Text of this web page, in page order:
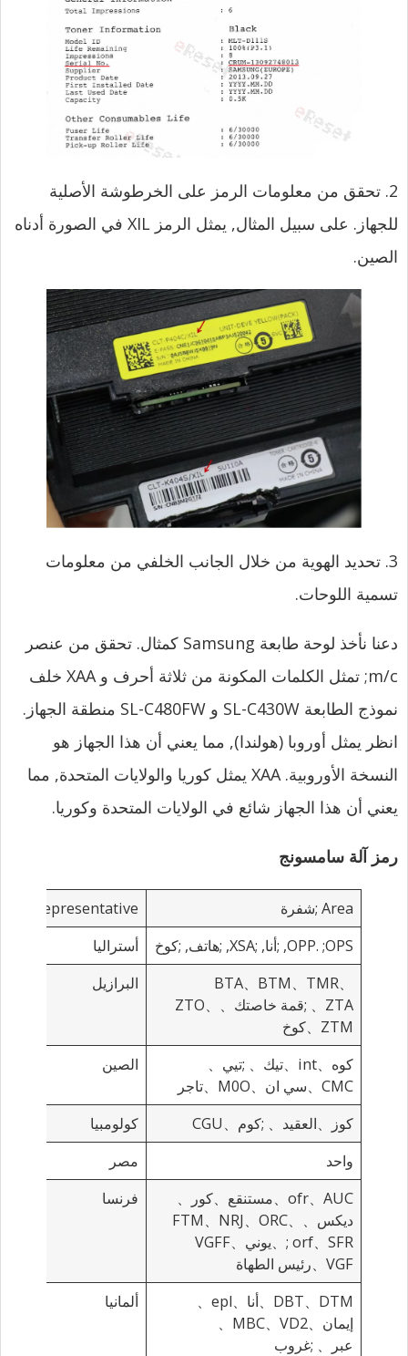
2. تحقق من معلومات الرمز على الخرطوشة الأصلية
للجهاز. على سبيل المثال, يمثل الرمز XIL في الصورة أدناه
الصين.
3. تحديد الهوية من خلال الجانب الخلفي من معلومات
تسمية اللوحات.
دعنا نأخذ لوحة طابعة Samsung كمثال. تحقق من عنصر
m/c; تمثل الكلمات المكونة من ثلاثة أحرف و XAA خلف
نموذج الطابعة SL-C430W و SL-C480FW منطقة الجهاز.
انظر يمثل أوروبا (هولندا), مما يعني أن هذا الجهاز هو
النسخة الأوروبية. XAA يمثل كوريا والولايات المتحدة, مما
يعني أن هذا الجهاز شائع في الولايات المتحدة وكوريا.
رمز آلة سامسونج
Area ;شفرة Representative
OPP. ;OPS, ;أنا, ;XSA, ;هاتف, ;كوخ
أستراليا
BTA、BTM、TMR、
ZTA、
;قمة خاصتك、ZTO、
ZTM、كوخ
البرازيل
كوه、int、تيك、
;تيي、
CMC、سي ان、M0O、تاجر
الصين
كوز、العقيد、 ;كوم、CGU
كولومبيا
واحد
مصر
ofr、AUC、مستنقع、كور、
ديكس、FTM、NRJ、ORC、
orf、 SFR
;、يوني、VGFF
VGF、رئيس الطهاة
فرنسا
DBT、DTM、أنا、epl、
إيمان、MBC、VD2、
عبر、 ;غروب
ألمانيا